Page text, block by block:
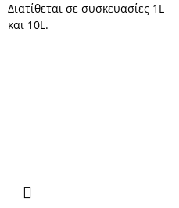
Διατίθεται σε συσκευασίες 1L
και 10L.